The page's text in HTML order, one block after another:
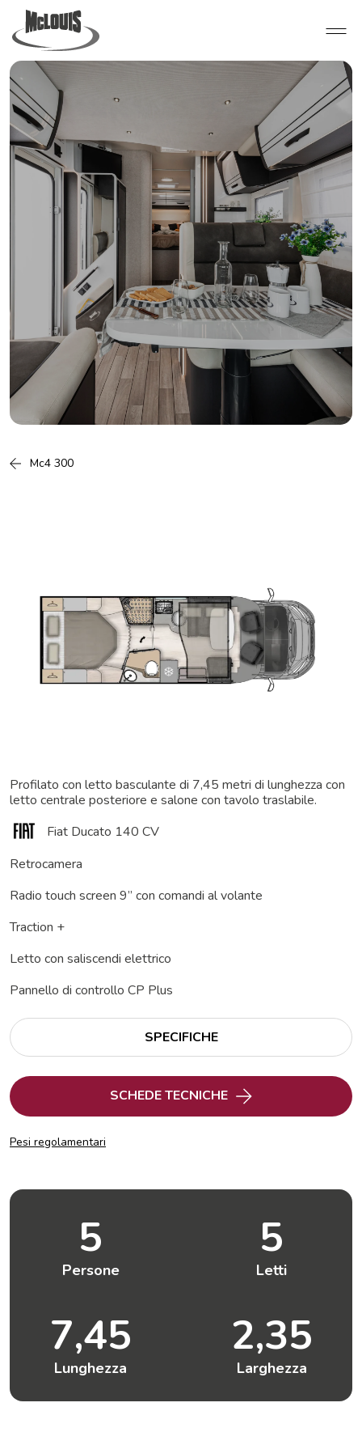
Mc4 300
Profilato con letto basculante di 7,45 metri di lunghezza con
letto centrale posteriore e salone con tavolo traslabile.
Fiat Ducato 140 CV
Retrocamera
Radio touch screen 9’’ con comandi al volante
Traction +
Letto con saliscendi elettrico
Pannello di controllo CP Plus
SPECIFICHE
SCHEDE TECNICHE
Pesi regolamentari
5
Persone
5
Letti
7,45
Lunghezza
2,35
Larghezza